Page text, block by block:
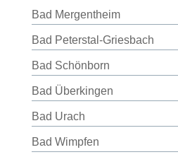
Bad Mergentheim
Bad Peterstal-Griesbach
Bad Schönborn
Bad Überkingen
Bad Urach
Bad Wimpfen